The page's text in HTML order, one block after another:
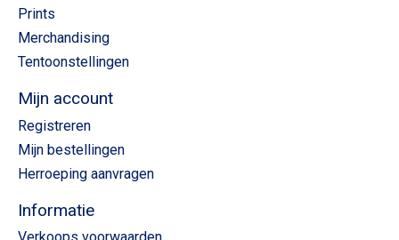
Prints
Merchandising
Tentoonstellingen
Mijn account
Registreren
Mijn bestellingen
Herroeping aanvragen
Informatie